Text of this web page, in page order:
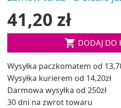
41,20 zł
 DODAJ DO
Wysyłka paczkomatem od
Wysyłka kurierem od 14,20zł
Darmowa wysyłka od 250zł
30 dni na zwrot towaru